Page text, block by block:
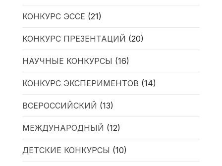
КОНКУРС ЭССЕ (21)
КОНКУРС ПРЕЗЕНТАЦИЙ (20)
НАУЧНЫЕ КОНКУРСЫ (16)
КОНКУРС ЭКСПЕРИМЕНТОВ (14)
ВСЕРОССИЙСКИЙ (13)
МЕЖДУНАРОДНЫЙ (12)
ДЕТСКИЕ КОНКУРСЫ (10)